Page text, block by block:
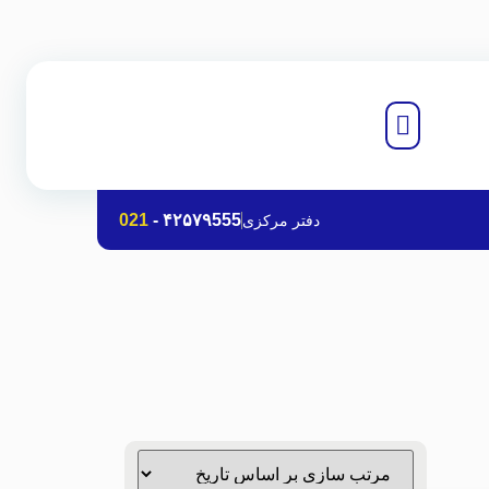
دفتر مرکزی۴۲۵۷۹555 -
021